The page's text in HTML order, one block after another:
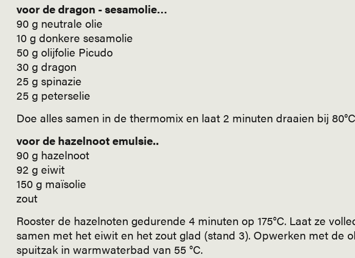
voor de dragon - sesamolie…
90 g neutrale olie
10 g donkere sesamolie
50 g olijfolie Picudo
30 g dragon
25 g spinazie
25 g peterselie
Doe alles samen in de thermomix en laat 2 minuten draaien bij
voor de hazelnoot emulsie..
90 g hazelnoot
92 g eiwit
150 g maïsolie
zout
Rooster de hazelnoten gedurende 4 minuten op 175°C. Laat ze
samen met het eiwit en het zout glad (stand 3). Opwerken met de
spuitzak in warmwaterbad van 55 °C.